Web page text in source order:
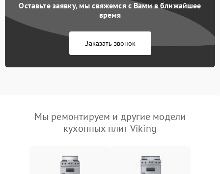
Оставьте заявку, мы свяжемся с Вами в ближайшее
время
Заказать звонок
Мы ремонтируем и другие модели
кухонных плит Viking